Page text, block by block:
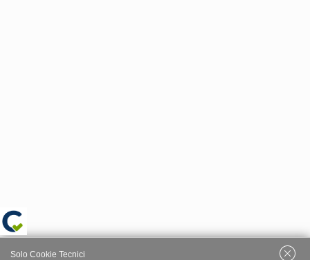
Solo Cookie Tecnici